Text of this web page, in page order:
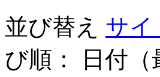
並び替え サイ
び順： 日付